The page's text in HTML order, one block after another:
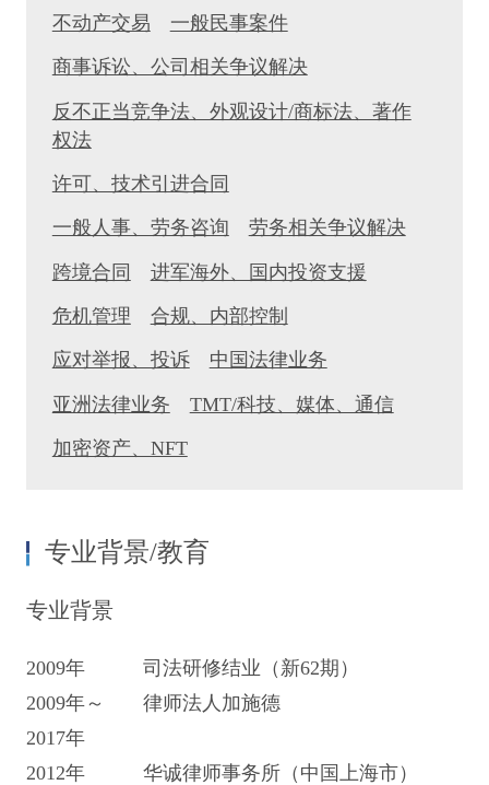
不动产交易 一般民事案件
商事诉讼、公司相关争议解决
反不正当竞争法、外观设计/商标法、著作
权法
许可、技术引进合同
一般人事、劳务咨询 劳务相关争议解决
跨境合同 进军海外、国内投资支援
危机管理 合规、内部控制
应对举报、投诉 中国法律业务
亚洲法律业务 TMT/科技、媒体、通信
加密资产、NFT
专业背景/教育
专业背景
2009年
司法研修结业（新62期）
2009年～
2017年
律师法人加施德
2012年
华诚律师事务所（中国上海市）